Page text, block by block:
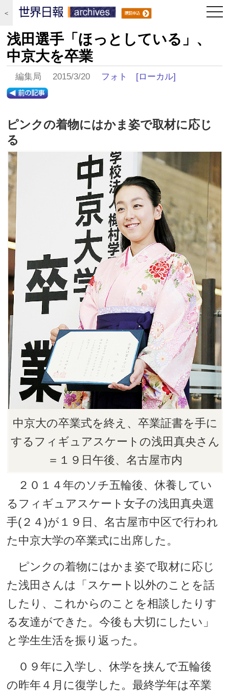
＜
浅田選手「ほっとしている」、
中京大を卒業
編集局 2015/3/20 フォト [ローカル]
ピンクの着物にはかま姿で取材に応じ
る
中京大の卒業式を終え、卒業証書を手に
するフィギュアスケートの浅田真央さん
＝１９日午後、名古屋市内
２０１４年のソチ五輪後、休養してい
るフィギュアスケート女子の浅田真央選
手(２４)が１９日、名古屋市中区で行われ
た中京大学の卒業式に出席した。
ピンクの着物にはかま姿で取材に応じ
た浅田さんは「スケート以外のことを話
したり、これからのことを相談したりす
る友達ができた。今後も大切にしたい」
と学生生活を振り返った。
０９年に入学し、休学を挟んで五輪後
の昨年４月に復学した。最終学年は卒業